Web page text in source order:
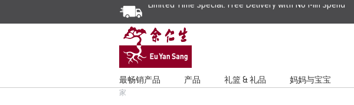
Limited Time Special: Free Delivery with No Min Spend
最畅销产品 产品 礼篮 & 礼品 妈妈与宝宝
家